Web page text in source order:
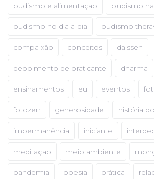
budismo e alimentação budismo
budismo no dia a dia budismo
compaixão conceitos daissen
depoimento de praticante dharma
ensinamentos eu eventos
fotozen generosidade história
impermanência iniciante
meditação meio ambiente
pandemia poesia prática